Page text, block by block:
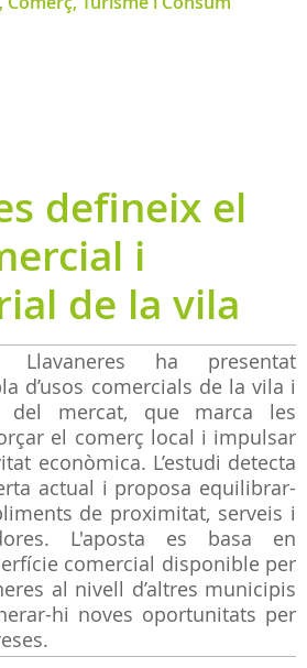
defineix el
i
de la vila
Llavaneres ha presentat
d’usos comercials de la vila i
del mercat, que marca les
el comerç local i impulsar
econòmica. L’estudi detecta
actual i proposa equilibrar-
de proximitat, serveis i
L'aposta es basa en
comercial disponible per
al nivell d’altres municipis
hi noves oportunitats per